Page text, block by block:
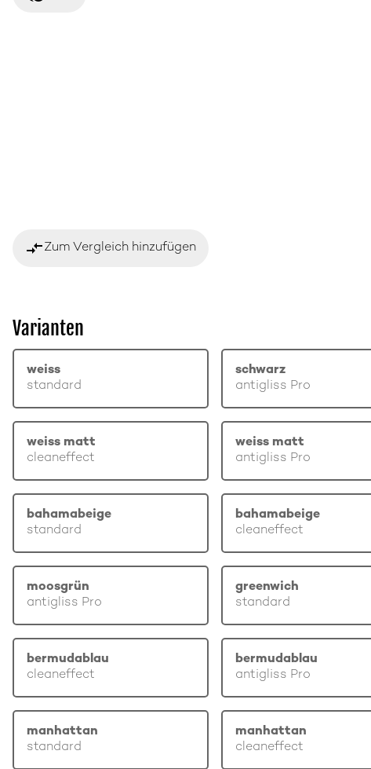
compare_arrowsZum Vergleich hinzufügen
Varianten
weiss
standard
schwarz
antigliss Pro
weiss matt
cleaneffect
weiss matt
antigliss Pro
bahamabeige
standard
bahamabeige
cleaneffect
moosgrün
antigliss Pro
greenwich
standard
bermudablau
cleaneffect
bermudablau
antigliss Pro
manhattan
standard
manhattan
cleaneffect